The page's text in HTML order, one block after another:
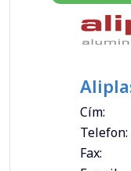
Cím:
Telefon:
Fax: